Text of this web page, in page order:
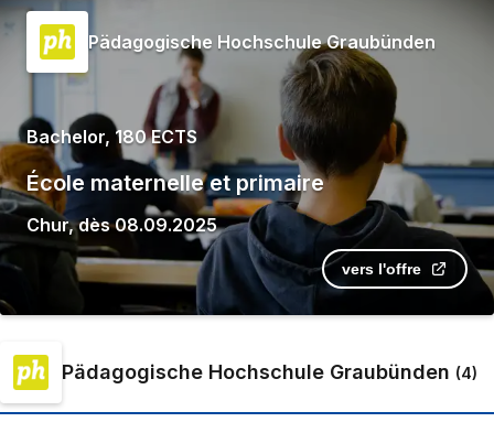
Pädagogische Hochschule Graubünden
Bachelor, 180 ECTS
École maternelle et primaire
Chur,dès 08.09.2025
vers l'offre
Pädagogische Hochschule Graubünden (4)